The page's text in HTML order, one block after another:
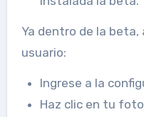
Ya dentro de la
usuario:
Ingrese a la
Haz clic en tu